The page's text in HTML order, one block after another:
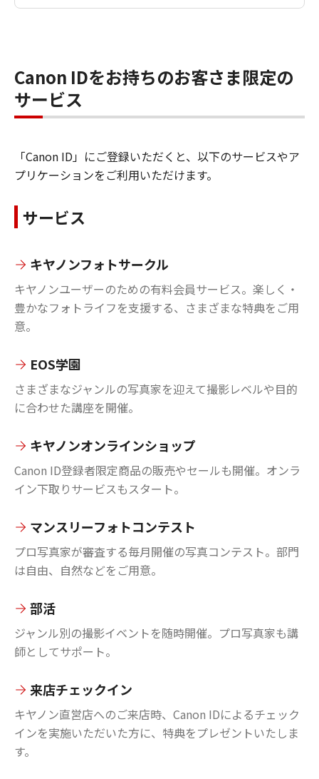
Canon IDをお持ちのお客さま限定の
サービス
「Canon ID」にご登録いただくと、以下のサービスやア
プリケーションをご利用いただけます。
サービス
キヤノンフォトサークル
キヤノンユーザーのための有料会員サービス。楽しく・
豊かなフォトライフを支援する、さまざまな特典をご用
意。
EOS学園
さまざまなジャンルの写真家を迎えて撮影レベルや目的
に合わせた講座を開催。
キヤノンオンラインショップ
Canon ID登録者限定商品の販売やセールも開催。オンラ
イン下取りサービスもスタート。
マンスリーフォトコンテスト
プロ写真家が審査する毎月開催の写真コンテスト。部門
は自由、自然などをご用意。
部活
ジャンル別の撮影イベントを随時開催。プロ写真家も講
師としてサポート。
来店チェックイン
キヤノン直営店へのご来店時、Canon IDによるチェック
インを実施いただいた方に、特典をプレゼントいたしま
す。